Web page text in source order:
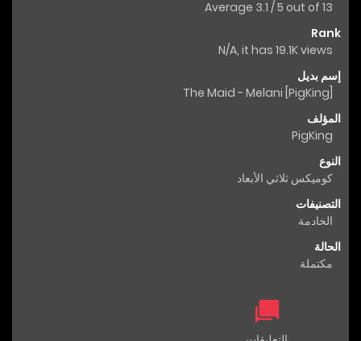
Average 3.1 /5 out of 13
Rank
N/A, it has 19.1K views
إسم بديل
The Maid - Melani [PigKing]
المؤلف
PigKing
النوع
كوميكس ثلاثي الأبعاد
التصنيفات
الخادمة
الحالة
مكتملة